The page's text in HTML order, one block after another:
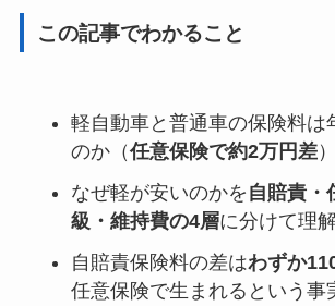
この記事でわかること
軽自動車と普通車の保険料は
のか（任意保険で約2万円差
なぜ軽が安いのかを 自賠責・
級・維持費の4層に分けて理
自賠責保険料の差はわずか
任意保険で生まれるという事